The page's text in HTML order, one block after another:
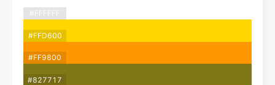
#FFFFFF
#FFD600
#FF9800
#827717